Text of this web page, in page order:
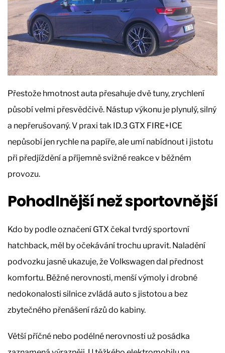
Přestože hmotnost auta přesahuje dvě tuny, zrychlení
působí velmi přesvědčivě. Nástup výkonu je plynulý, silný
a nepřerušovaný. V praxi tak ID.3 GTX FIRE+ICE
nepůsobí jen rychle na papíře, ale umí nabídnout i jistotu
při předjíždění a příjemně svižné reakce v běžném
provozu.
Pohodlnější než sportovnější
Kdo by podle označení GTX čekal tvrdý sportovní
hatchback, měl by očekávání trochu upravit. Naladění
podvozku jasně ukazuje, že Volkswagen dal přednost
komfortu. Běžné nerovnosti, menší výmoly i drobné
nedokonalosti silnice zvládá auto s jistotou a bez
zbytečného přenášení rázů do kabiny.
Větší příčné nebo podélné nerovnosti už posádka